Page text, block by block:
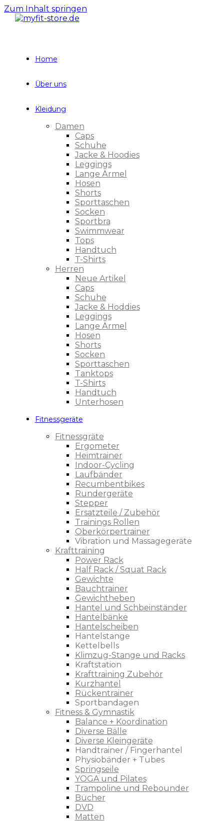
Zum Inhalt springen
Home
Über uns
Kleidung
Damen
Caps
Schuhe
Jacke & Hoodies
Leggings
Lange Ärmel
Hosen
Shorts
Sporttaschen
Socken
Sportbra
Swimmwear
Tops
Handtuch
T-Shirts
Herren
Neue Artikel
Caps
Schuhe
Jacke & Hoddies
Leggings
Lange Ärmel
Hosen
Shorts
Socken
Sporttaschen
Tanktops
T-Shirts
Handtuch
Unterhosen
Fitnessgeräte
Fitnessgräte
Ergometer
Heimtrainer
Indoor-Cycling
Laufbänder
Recumbentbikes
Rundergeräte
Stepper
Ersatzteile / Zubehör
Trainings Rollen
Oberkörpertrainer
Vibration und Massagegeräte
Krafttraining
Power Rack
Half Rack / Squat Rack
Gewichte
Bauchtrainer
Gewichtheben
Hantel und Schbeinständer
Hantelbänke
Hantelscheiben
Hantelstange
Kettelbells
Klimzug-Stange und Racks
Kraftstation
Krafttraining Zubehör
Kurzhantel
Rückentrainer
Sportbandagen
Fitness & Gymnastik
Balance + Koordination
Diverse Bälle
Diverse Kleingeräte
Handtrainer / Fingerhantel
Physiobänder + Tubes
Springseile
YOGA und Pilates
Trampoline und Rebounder
Bücher
DVD
Matten